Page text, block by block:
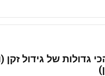
גדולות של גידול זקן